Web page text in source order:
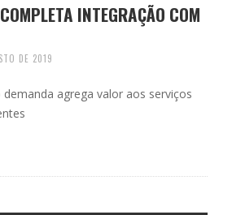
INTEGRAÇÃO COM
DE 2019
agrega valor aos serviços